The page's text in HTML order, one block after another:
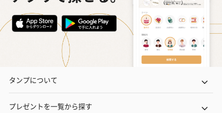
タンプについて
プレゼントを一覧から探す